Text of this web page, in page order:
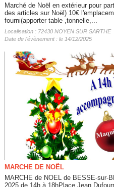
Marché de Noël en extérieur pour
des articles sur Noël) 10€
fourni(apporter table ,tonnelle,...
Localisation : 72430 NOYEN SUR SARTHE
Date de l'évènement : le 14/12/2025
MARCHE DE NOËL
MARCHE de NOEL de BESSE-sur-
2025 de 14h à 18hPlace Jean